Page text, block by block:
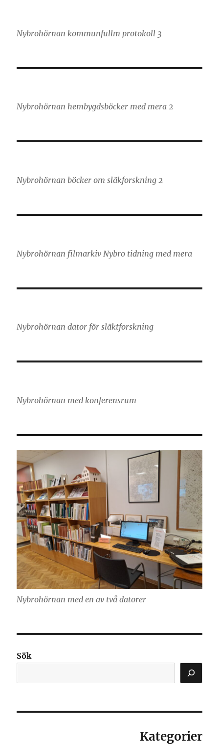
Nybrohörnan kommunfullm protokoll 3
Nybrohörnan hembygdsböcker med mera 2
Nybrohörnan böcker om släkforskning 2
Nybrohörnan filmarkiv Nybro tidning med mera
Nybrohörnan dator för släktforskning
Nybrohörnan med konferensrum
Nybrohörnan med en av två datorer
Sök
Kategorier